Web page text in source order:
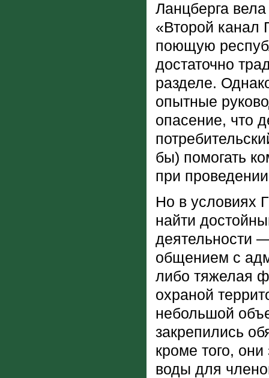
Ланцберга
«Второй канал
поющую
достаточно
разделе.
опытные
опасение, что
бы) помогать
при
Но в условиях
найти
деятельности
общением с
либо тяжелая
охраной
небольшой
закрепились
кроме того,
воды для